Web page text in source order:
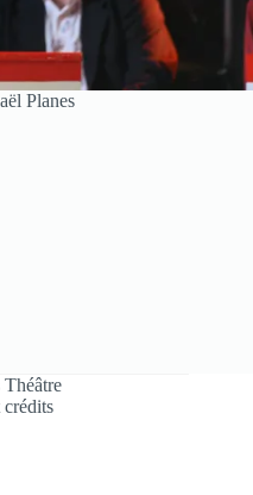
Planes
crédits